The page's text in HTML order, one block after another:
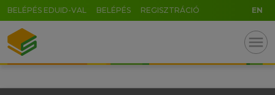
BELÉPÉS EDUID-VAL BELÉPÉS REGISZTRÁCIÓ EN
menu
GR
5